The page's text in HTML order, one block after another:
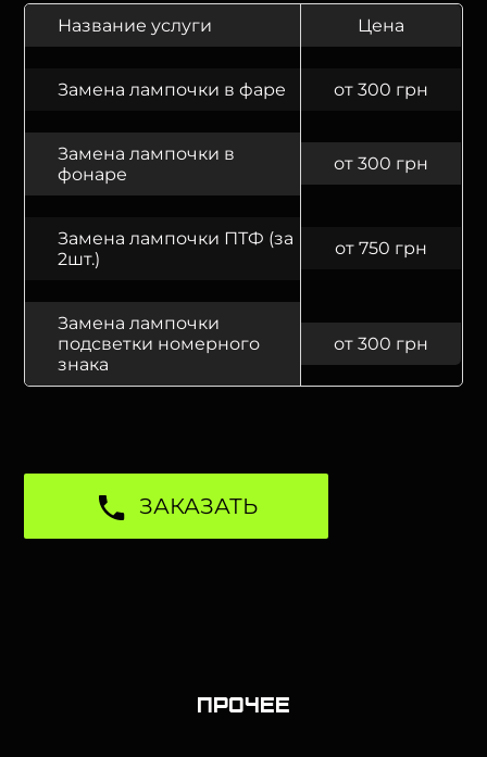
Название услуги Цена
Замена лампочки в фаре от 300 грн
Замена лампочки в
фонаре
от 300 грн
Замена лампочки ПТФ (за
2шт.)
от 750 грн
Замена лампочки
подсветки номерного
знака
от 300 грн
ЗАКАЗАТЬ
Прочее